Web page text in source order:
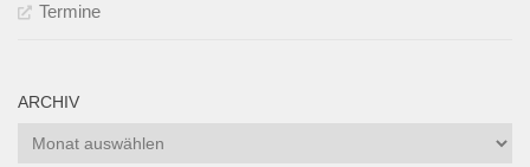
Termine
ARCHIV
Archiv